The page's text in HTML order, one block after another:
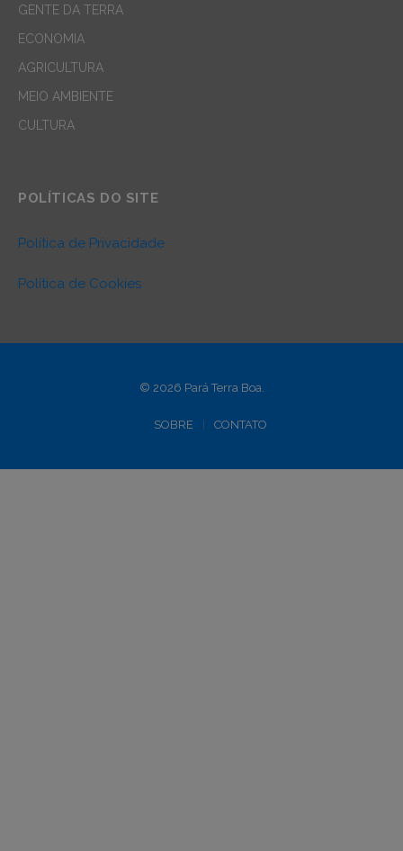
GENTE DA TERRA
ECONOMIA
AGRICULTURA
MEIO AMBIENTE
CULTURA
POLÍTICAS DO SITE
Política de Privacidade
Política de Cookies
© 2026 Pará Terra Boa.
SOBRE CONTATO